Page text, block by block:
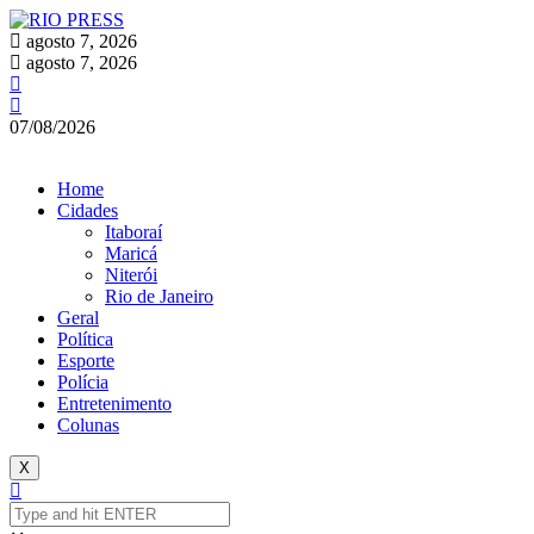
agosto 7, 2026
agosto 7, 2026
07/08/2026
Home
Cidades
Itaboraí
Maricá
Niterói
Rio de Janeiro
Geral
Política
Esporte
Polícia
Entretenimento
Colunas
X